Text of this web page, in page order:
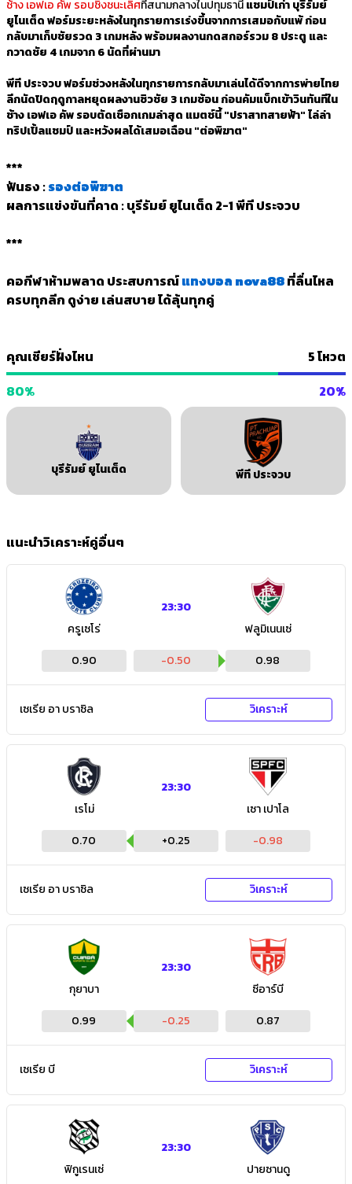
ช้าง เอฟเอ คัพ รอบชิงชนะเลิศที่สนามกลางในปทุมธานีแชมป์เก่า บุรีรัมย์
ยูไนเต็ด ฟอร์มระยะหลังในทุกรายการเร่งขึ้นจากการเสมอกับแพ้ ก่อน
กลับมาเก็บชัยรวด 3 เกมหลัง พร้อมผลงานกดสกอร์รวม 8 ประตู และ
กวาดชัย 4 เกมจาก 6 นัดที่ผ่านมา
พีที ประจวบ ฟอร์มช่วงหลังในทุกรายการกลับมาเล่นได้ดีจากการพ่ายไทย
ลีกนัดปิดฤดูกาลหยุดผลงานซิวชัย 3 เกมซ้อน ก่อนคัมแบ็กเข้าวินทันทีใน
ช้าง เอฟเอ คัพ รอบตัดเชือกเกมล่าสุด แมตช์นี้ "ปราสาทสายฟ้า" ไล่ล่า
ทริปเปิ้ลแชมป์ และหวังผลได้เสมอเฉือน "ต่อพิฆาต"
***
ฟันธง :รองต่อพิฆาต
ผลการแข่งขันที่คาด :บุรีรัมย์ ยูไนเต็ด 2-1 พีที ประจวบ
***
คอกีฬาห้ามพลาด ประสบการณ์แทงบอล nova88ที่ลื่นไหล
ครบทุกลีก ดูง่าย เล่นสบาย ได้ลุ้นทุกคู่
คุณเชียร์ฝั่งไหน
5 โหวต
80% 20%
บุรีรัมย์ ยูไนเต็ด พีที ประจวบ
แนะนำวิเคราะห์คู่อื่นๆ
ครูเซโร่
23:30
ฟลูมิเนนเซ่
0.90
-0.50 0.98
เซเรีย อา บราซิล วิเคราะห์
เรโม่
23:30
เซา เปาโล
0.70
+0.25 -0.98
เซเรีย อา บราซิล วิเคราะห์
กุยาบา
23:30
ซีอาร์บี
0.99
-0.25 0.87
เซเรีย บี วิเคราะห์
ฟิกูเรนเซ่
23:30
ปายซานดู